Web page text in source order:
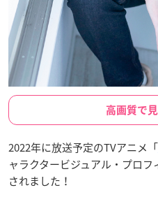
高画質で
2022年に放送予定のTVアニメ「
ャラクタービジュアル・プロ
されました！